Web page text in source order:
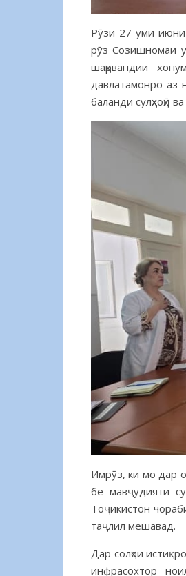
Рӯзи 27-уми июни
рӯз Созишномаи
шаҳрвандии
давлатамонро аз
баланди сулҳхоҳӣ
Имрӯз, ки мо дар
бе мавҷудияти
Тоҷикистон
таҷлил мешавад.
Дар солҳои
инфрасохтор